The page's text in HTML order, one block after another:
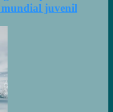
mundial juvenil